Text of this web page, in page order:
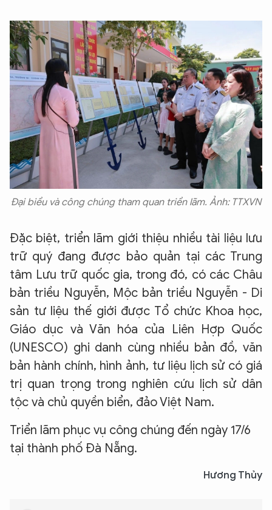
Đại biểu và công chúng tham quan triển lãm. Ảnh: TTXVN
Đặc biệt, triển lãm giới thiệu nhiều tài liệu lưu
trữ quý đang được bảo quản tại các Trung
tâm Lưu trữ quốc gia, trong đó, có các Châu
bản triều Nguyễn, Mộc bản triều Nguyễn - Di
sản tư liệu thế giới được Tổ chức Khoa học,
Giáo dục và Văn hóa của Liên Hợp Quốc
(UNESCO) ghi danh cùng nhiều bản đồ, văn
bản hành chính, hình ảnh, tư liệu lịch sử có giá
trị quan trọng trong nghiên cứu lịch sử dân
tộc và chủ quyền biển, đảo Việt Nam.
Triển lãm phục vụ công chúng đến ngày 17/6
tại thành phố Đà Nẵng.
Hương Thủy